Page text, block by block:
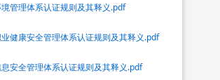
管理体系认证规则及其释义.pdf
健康安全管理体系认证规则及其释义.pdf
安全管理体系认证规则及其释义.pdf